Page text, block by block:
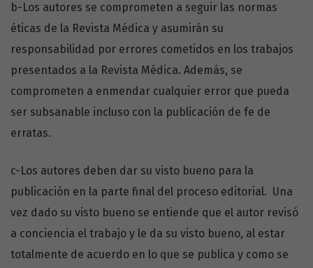
b-Los autores se comprometen a seguir las normas
éticas de la Revista Médica y asumirán su
responsabilidad por errores cometidos en los trabajos
presentados a la Revista Médica. Además, se
comprometen a enmendar cualquier error que pueda
ser subsanable incluso con la publicación de fe de
erratas.
c-Los autores deben dar su visto bueno para la
publicación en la parte final del proceso editorial. Una
vez dado su visto bueno se entiende que el autor revisó
a conciencia el trabajo y le da su visto bueno, al estar
totalmente de acuerdo en lo que se publica y como se